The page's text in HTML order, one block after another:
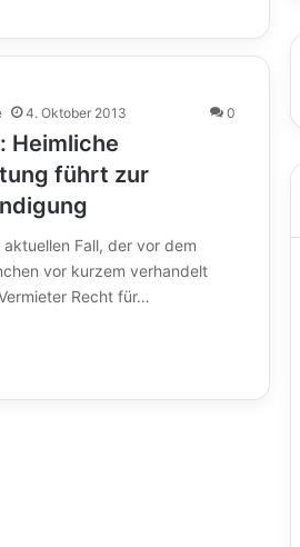
4. Oktober 2013 0
Heimliche
führt zur
Fall, der vor dem
vor kurzem verhandelt
Recht für…